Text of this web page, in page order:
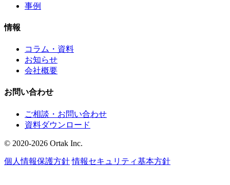
事例
情報
コラム・資料
お知らせ
会社概要
お問い合わせ
ご相談・お問い合わせ
資料ダウンロード
© 2020-2026 Ortak Inc.
個人情報保護方針 情報セキュリティ基本方針